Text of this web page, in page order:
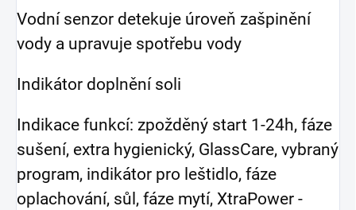
Vodní senzor detekuje úroveň zašpinění
vody a upravuje spotřebu vody
Indikátor doplnění soli
Indikace funkcí: zpožděný start 1-24h, fáze
sušení, extra hygienický, GlassCare, vybraný
program, indikátor pro leštidlo, fáze
oplachování, sůl, fáze mytí, XtraPower -